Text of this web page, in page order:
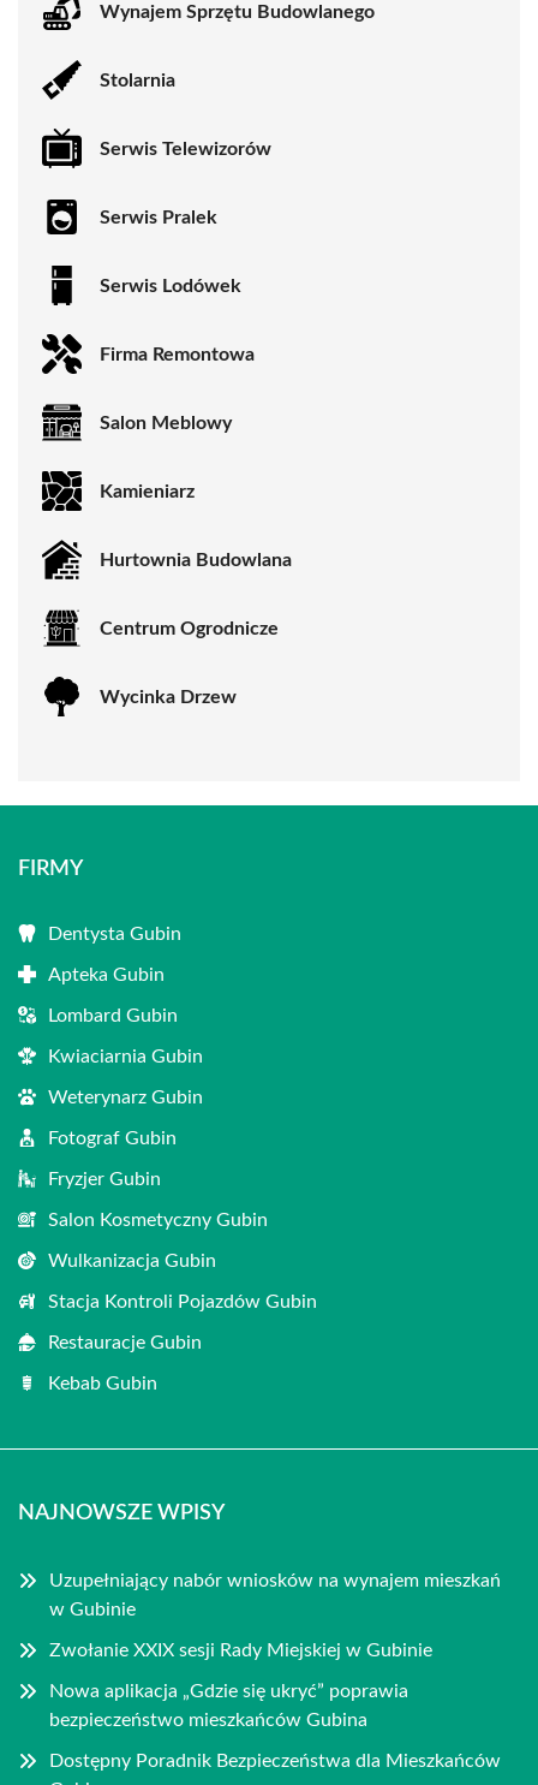
Wynajem Sprzętu Budowlanego
Stolarnia
Serwis Telewizorów
Serwis Pralek
Serwis Lodówek
Firma Remontowa
Salon Meblowy
Kamieniarz
Hurtownia Budowlana
Centrum Ogrodnicze
Wycinka Drzew
FIRMY
Dentysta Gubin
Apteka Gubin
Lombard Gubin
Kwiaciarnia Gubin
Weterynarz Gubin
Fotograf Gubin
Fryzjer Gubin
Salon Kosmetyczny Gubin
Wulkanizacja Gubin
Stacja Kontroli Pojazdów Gubin
Restauracje Gubin
Kebab Gubin
NAJNOWSZE WPISY
Uzupełniający nabór wniosków na wynajem mieszkań
w Gubinie
Zwołanie XXIX sesji Rady Miejskiej w Gubinie
Nowa aplikacja „Gdzie się ukryć” poprawia
bezpieczeństwo mieszkańców Gubina
Dostępny Poradnik Bezpieczeństwa dla Mieszkańców